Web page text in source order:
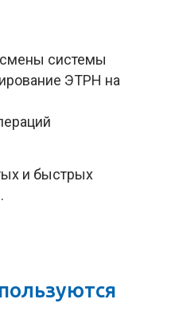
системы
ЭТРН на
и быстрых